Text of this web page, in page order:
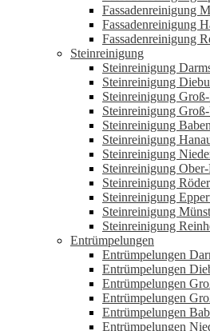
Fassadenreinigung
Fassadenreinigung
Fassadenreinigung
Steinreinigung
Steinreinigung
Steinreinigung
Steinreinigung
Steinreinigung
Steinreinigung
Steinreinigung
Steinreinigung
Steinreinigung
Steinreinigung
Steinreinigung
Steinreinigung
Steinreinigung
Entrümpelungen
Entrümpelungen
Entrümpelungen
Entrümpelungen
Entrümpelungen
Entrümpelungen
Entrümpelungen